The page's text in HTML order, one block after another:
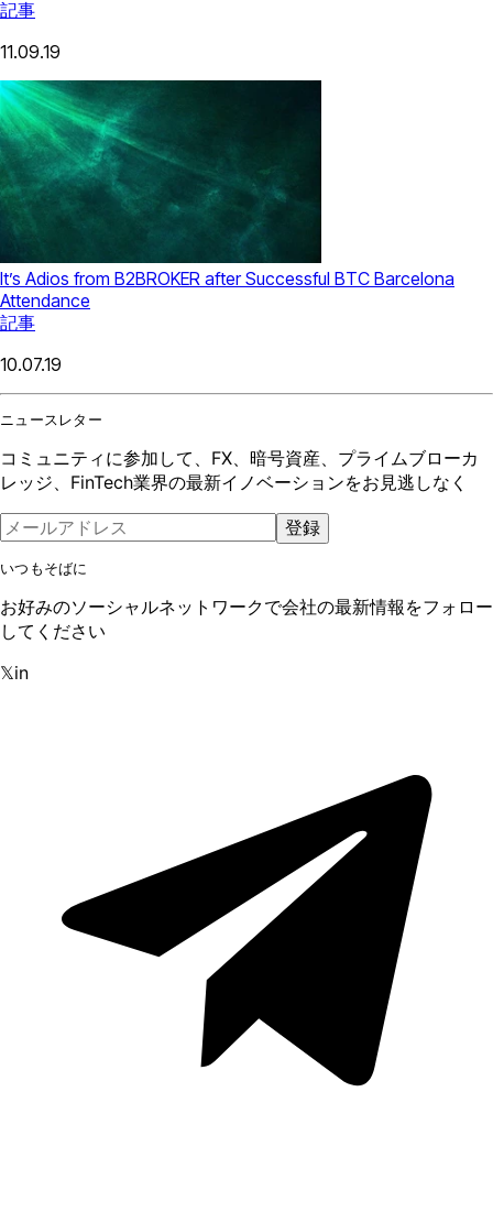
記事
11.09.19
It’s Adios from B2BROKER after Successful BTC Barcelona
Attendance
記事
10.07.19
ニュースレター
コミュニティに参加して、FX、暗号資産、プライムブローカ
レッジ、FinTech業界の最新イノベーションをお見逃しなく
登録
いつもそばに
お好みのソーシャルネットワークで会社の最新情報をフォロー
してください
𝕏in